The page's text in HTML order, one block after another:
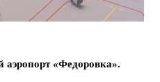
«Федоровка».